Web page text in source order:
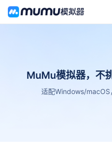
MuMu模拟器，不
适配Windows/macOS